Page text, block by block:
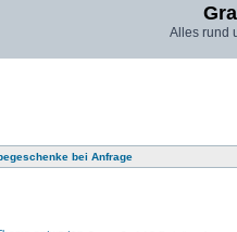
Alles rund
bei Anfrage